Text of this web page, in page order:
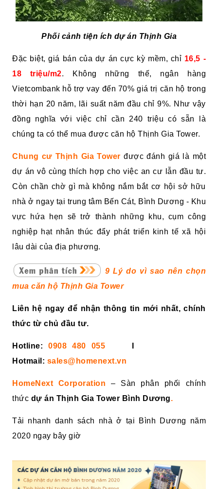
Phối cảnh tiện ích dự án Thịnh Gia
Đặc biệt, giá bán của dự án cực kỳ mềm, chỉ 16,5 -
18 triệu/m2. Không những thế, ngân hàng
Vietcombank hỗ trợ vay đến 70% giá trị căn hộ trong
thời hạn 20 năm, lãi suất năm đầu chỉ 9%. Như vậy
đồng nghĩa với việc chỉ cần 240 triệu có sẵn là
chúng ta có thể mua được căn hộ Thịnh Gia Tower.
Chung cư Thịnh Gia Tower được đánh giá là một
dự án vô cùng thích hợp cho việc an cư lẫn đầu tư.
Còn chần chờ gì mà không nắm bắt cơ hội sở hữu
nhà ở ngay tại trung tâm Bến Cát, Bình Dương - Khu
vực hứa hẹn sẽ trở thành những khu, cụm công
nghiệp hạt nhân thúc đẩy phát triển kinh tế xã hội
lâu dài của địa phương.
9 Lý do vì sao nên chọn
mua căn hộ Thịnh Gia Tower
Liên hệ ngay để nhận thông tin mới nhất, chính
thức từ chủ đầu tư.
Hotline: 0908 480 055
Hotmail: sales@homenext.vn
HomeNext Corporation
– Sàn phân phối chính
thức dự án Thịnh Gia Tower Bình Dương.
Tải nhanh danh sách nhà ở tại Bình Dương năm
2020 ngay bây giờ